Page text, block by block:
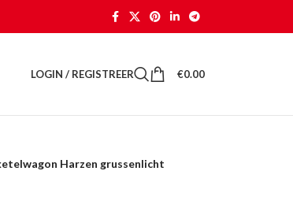
LOGIN / REGISTREER €0.00
Harzen grussenlicht